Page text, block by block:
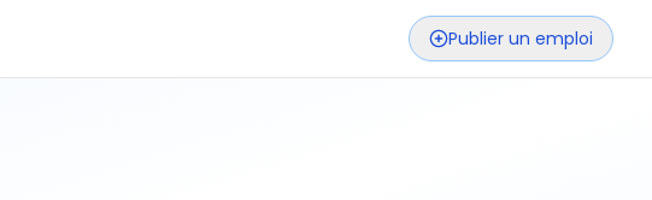
Publier un emploi